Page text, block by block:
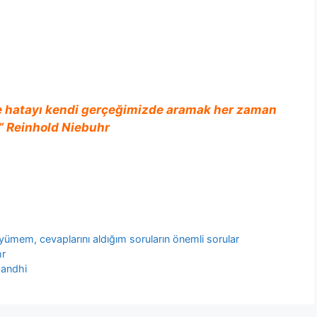
hatayı kendi gerçeğimizde aramak her zaman
Reinhold Niebuhr
cevaplarını aldığım soruların önemli sorular